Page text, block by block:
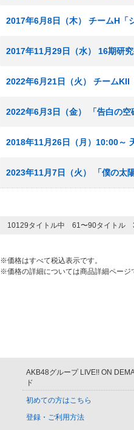
2017年6月8日（木） チームH「
2017年11月29日（水） 16期研
2022年6月21日（火） チームKII
2022年6月3日（金） 「告白の空
2018年11月26日（月）10:00～
2023年11月7日（火） 「僕の太
10129タイトル中 61〜90タイトル
※価格はすべて税込表示です。
※価格の詳細については商品詳細ページ
AKB48グループ LIVE!! ON
ド
初めての方はこちら
登録・ご利用方法